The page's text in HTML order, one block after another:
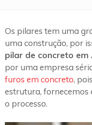
Os pilares tem uma
uma construção, por
pilar de concreto em
por uma empresa
furos em concreto,
estrutura,
o processo.